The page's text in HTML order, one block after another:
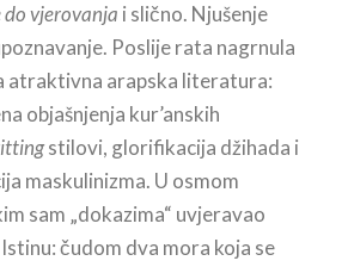
do vjerovanja i slično. Njušenje
Poslije rata nagrnula
atraktivna arapska literatura:
objašnjenja kur’anskih
stilovi, glorifikacija džihada i
maskulinizma. U osmom
sam „dokazima“ uvjeravao
čudom dva mora koja se